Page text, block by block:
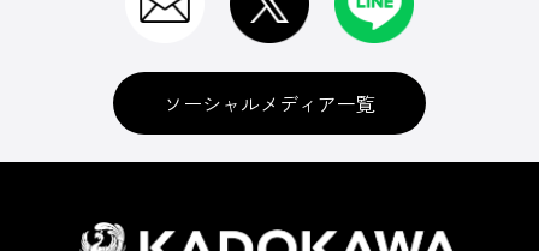
ソーシャルメディア一覧